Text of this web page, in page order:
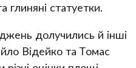
глиняні статуетки.
долучились й інші
Відейко та Томас